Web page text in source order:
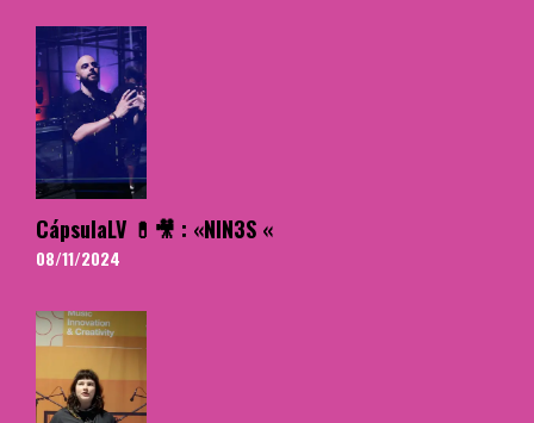
CápsulaLV 💊🎥 : «NIN3S «
08/11/2024